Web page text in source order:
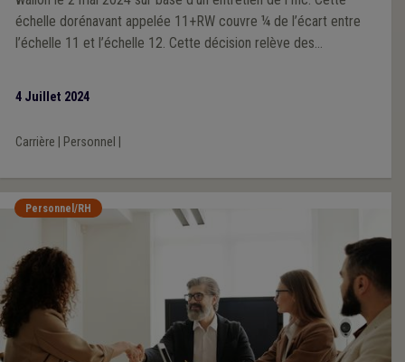
échelle dorénavant appelée 11+RW couvre ¼ de l’écart entre
l’échelle 11 et l’échelle 12. Cette décision relève des
de faciliter les choses.
4 Juillet 2024
Carrière Personnel
Personnel/RH